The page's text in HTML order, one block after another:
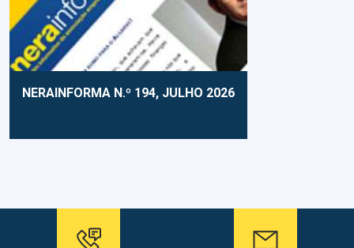
NERAINFORMA N.º 194, JULHO 2026